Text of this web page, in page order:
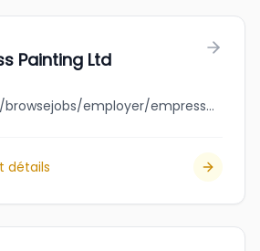
Painting Ltd
jobbank.gc.ca/browsejobs/employer/empress+painting+ltd/ca
détails